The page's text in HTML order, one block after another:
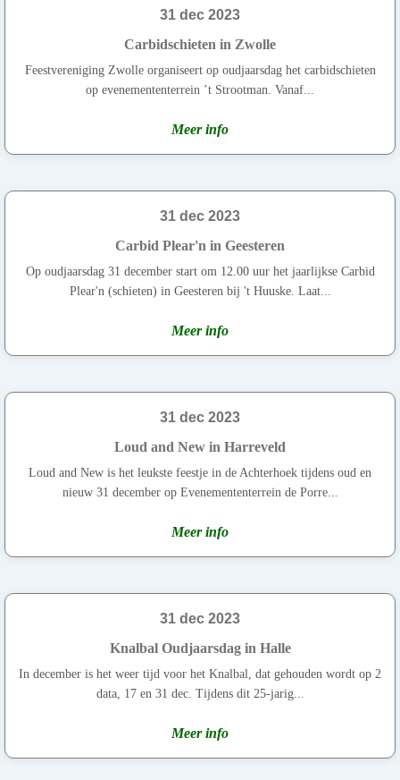
31 dec 2023
Carbidschieten in Zwolle
Feestvereniging Zwolle organiseert op oudjaarsdag het carbidschieten
op evenemententerrein ’t Strootman. Vanaf...
Meer info
31 dec 2023
Carbid Plear'n in Geesteren
Op oudjaarsdag 31 december start om 12.00 uur het jaarlijkse Carbid
Plear'n (schieten) in Geesteren bij 't Huuske. Laat...
Meer info
31 dec 2023
Loud and New in Harreveld
Loud and New is het leukste feestje in de Achterhoek tijdens oud en
nieuw 31 december op Evenemententerrein de Porre...
Meer info
31 dec 2023
Knalbal Oudjaarsdag in Halle
In december is het weer tijd voor het Knalbal, dat gehouden wordt op 2
data, 17 en 31 dec. Tijdens dit 25-jarig...
Meer info